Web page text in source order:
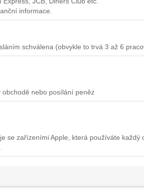
informace.
schválena (obvykle to trvá 3 až 6
nebo posílání peněz
se zařízeními Apple, která používáte